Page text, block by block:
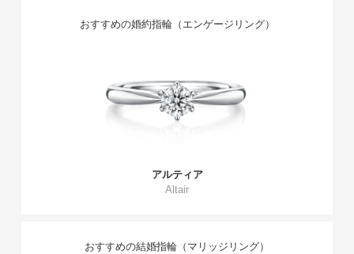
おすすめの婚約指輪（エンゲージリング）
アルティア
Altair
おすすめの結婚指輪（マリッジリング）